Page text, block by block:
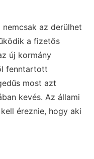
az derülhet
a fizetős
új kormány
fenntartott
most azt
kevés. Az állami
éreznie, hogy aki